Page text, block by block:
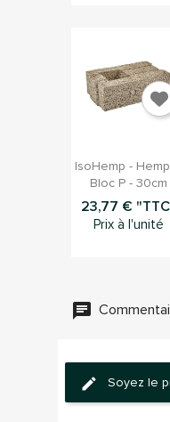
Aperçu
IsoHemp -
Bloc P - 30cm
23,77 €
Prix à l'unité
Soyez le
Vous devez être